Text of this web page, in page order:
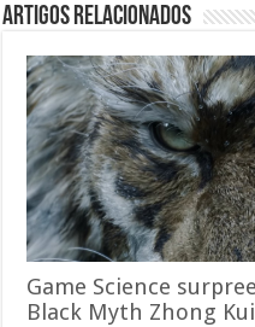
Artigos relacionados
Game Science
Black Myth Zhong